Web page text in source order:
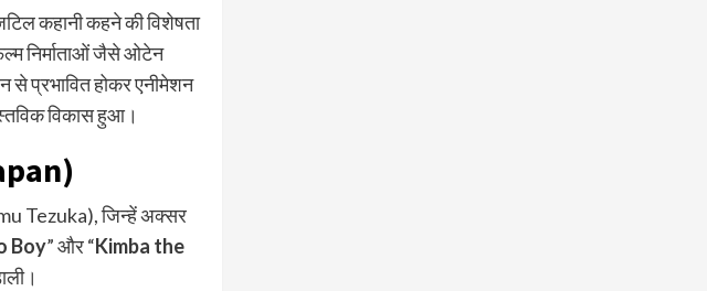
कहानी कहने की विशेषता
निर्माताओं जैसे ओटेन
से प्रभावित होकर एनीमेशन
विकास हुआ।
Tezuka), जिन्हें अक्सर
Boy” और “Kimba the